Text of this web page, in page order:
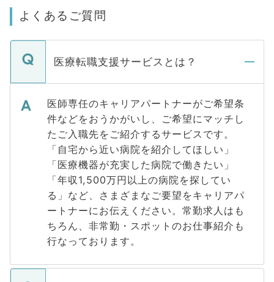
よくあるご質問
医療転職支援サービスとは？
医師専任のキャリアパートナーがご希望条
件などをおうかがいし、ご希望にマッチし
たご入職先をご紹介するサービスです。
「自宅から近い病院を紹介してほしい」
「医療機器が充実した病院で働きたい」
「年収1,500万円以上の病院を探してい
る」など、さまざまなご要望をキャリアパ
ートナーにお伝えください。常勤求人はも
ちろん、非常勤・スポットのお仕事紹介も
行なっております。